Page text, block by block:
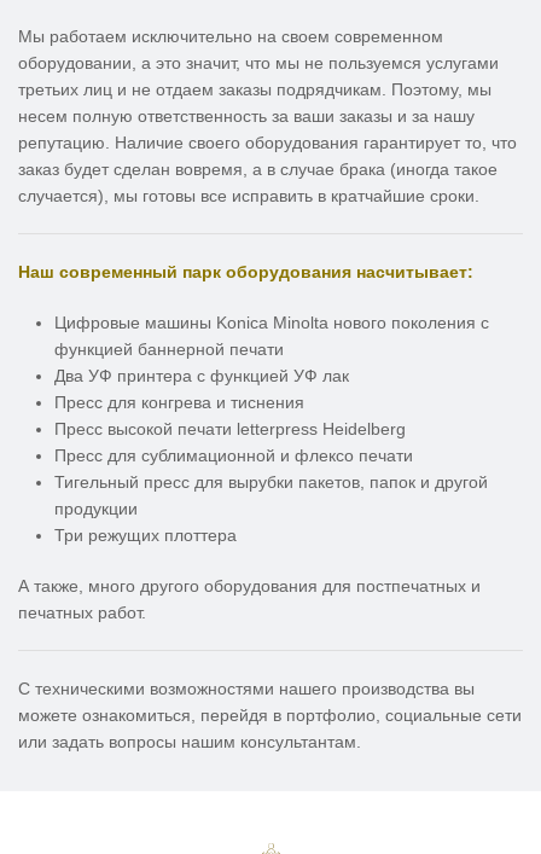
Мы работаем исключительно на своем современном
оборудовании, а это значит, что мы не пользуемся услугами
третьих лиц и не отдаем заказы подрядчикам. Поэтому, мы
несем полную ответственность за ваши заказы и за нашу
репутацию. Наличие своего оборудования гарантирует то, что
заказ будет сделан вовремя, а в случае брака (иногда такое
случается), мы готовы все исправить в кратчайшие сроки.
Наш современный парк оборудования насчитывает:
Цифровые машины Konica Minolta нового поколения с
функцией баннерной печати
Два УФ принтера с функцией УФ лак
Пресс для конгрева и тиснения
Пресс высокой печати letterpress Heidelberg
Пресс для сублимационной и флексо печати
Тигельный пресс для вырубки пакетов, папок и другой
продукции
Три режущих плоттера
А также, много другого оборудования для постпечатных и
печатных работ.
С техническими возможностями нашего производства вы
можете ознакомиться, перейдя в портфолио, социальные сети
или задать вопросы нашим консультантам.